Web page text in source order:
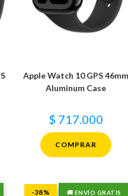
Apple Watch 10 GPS
Aluminum Case
$ 717.000
COMPRAR
🚚 ENVÍO GRATIS
-38%